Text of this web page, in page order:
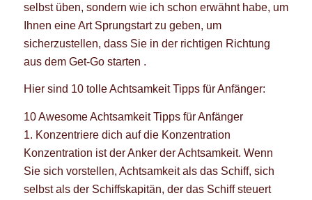
selbst üben, sondern wie ich schon erwähnt habe, um
Ihnen eine Art Sprungstart zu geben, um
sicherzustellen, dass Sie in der richtigen Richtung
aus dem Get-Go starten .
Hier sind 10 tolle Achtsamkeit Tipps für Anfänger:
10 Awesome Achtsamkeit Tipps für Anfänger
1. Konzentriere dich auf die Konzentration
Konzentration ist der Anker der Achtsamkeit. Wenn
Sie sich vorstellen, Achtsamkeit als das Schiff, sich
selbst als der Schiffskapitän, der das Schiff steuert